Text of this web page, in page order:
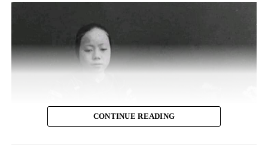
يتضمن الكتاب مقابلة مع والدة جهاد التي أجراها المؤلف بحرفّية
عالية فتكشف اسرار طفولة. وانا اشهد أنه لم يشارك في صلاة
المرافقة ولا الوداع وعندما اتّصل به صهره ليعلمه بخبر وفاتها،
فسبقه بالقول إنّ المسيح قام ودمعت عيناه، وهو من قالت عنه
أمّه ” لديه عادة لافتة وهي أنه في الموت يرفض البكاء”. وكم
يؤمن الأخ نور بدور العلمانيين في الكنيسة، وافكاره تعكس تعاليم
CONTINUE READING